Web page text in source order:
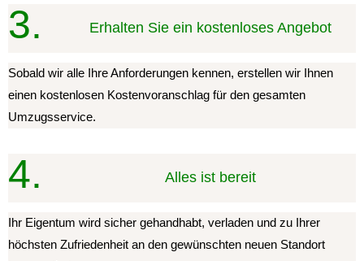
3. Erhalten Sie ein kostenloses Angebot
Sobald wir alle Ihre Anforderungen kennen, erstellen wir Ihnen
einen kostenlosen Kostenvoranschlag für den gesamten
Umzugsservice.
4. Alles ist bereit
Ihr Eigentum wird sicher gehandhabt, verladen und zu Ihrer
höchsten Zufriedenheit an den gewünschten neuen Standort